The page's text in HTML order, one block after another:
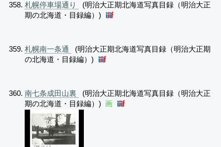
札幌停車場通り
(明治大正期北海道写真目録（明治大正
期の北海道・目録編）)
札幌南一条通
(明治大正期北海道写真目録（明治大正期
の北海道・目録編）)
南七条成田山裏
(明治大正期北海道写真目録（明治大正
期の北海道・目録編）) 画